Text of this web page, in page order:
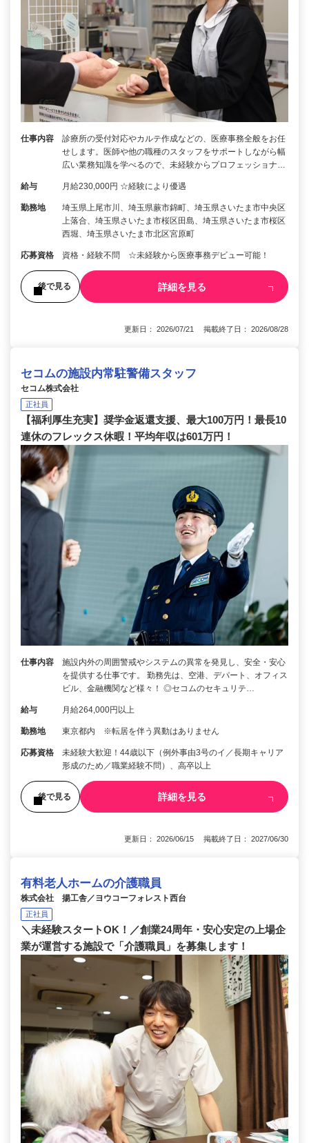
仕事内容
診療所の受付対応やカルテ作成などの、医療事務全般をお任
せします。医師や他の職種のスタッフをサポートしながら幅
広い業務知識を学べるので、未経験からプロフェッショナ…
給与 月給230,000円 ☆経験により優遇
勤務地
埼玉県上尾市川、埼玉県蕨市錦町、埼玉県さいたま市中央区
上落合、埼玉県さいたま市桜区田島、埼玉県さいたま市桜区
西堀、埼玉県さいたま市北区宮原町
応募資格 資格・経験不問 ☆未経験から医療事務デビュー可能！
後で見る 詳細を見る
更新日： 2026/07/21 掲載終了日： 2026/08/28
セコムの施設内常駐警備スタッフ
セコム株式会社
正社員
【福利厚生充実】奨学金返還支援、最大100万円！最長10
連休のフレックス休暇！平均年収は601万円！
仕事内容
施設内外の周囲警戒やシステムの異常を発見し、安全・安心
を提供する仕事です。 勤務先は、空港、デパート、オフィス
ビル、金融機関など様々！ ◎セコムのセキュリテ…
給与 月給264,000円以上
勤務地 東京都内 ※転居を伴う異動はありません
応募資格
未経験大歓迎！44歳以下（例外事由3号のイ／長期キャリア
形成のため／職業経験不問）、高卒以上
後で見る 詳細を見る
更新日： 2026/06/15 掲載終了日： 2027/06/30
有料老人ホームの介護職員
株式会社 揚工舎／ヨウコーフォレスト西台
正社員
＼未経験スタートOK！／創業24周年・安心安定の上場企
業が運営する施設で「介護職員」を募集します！